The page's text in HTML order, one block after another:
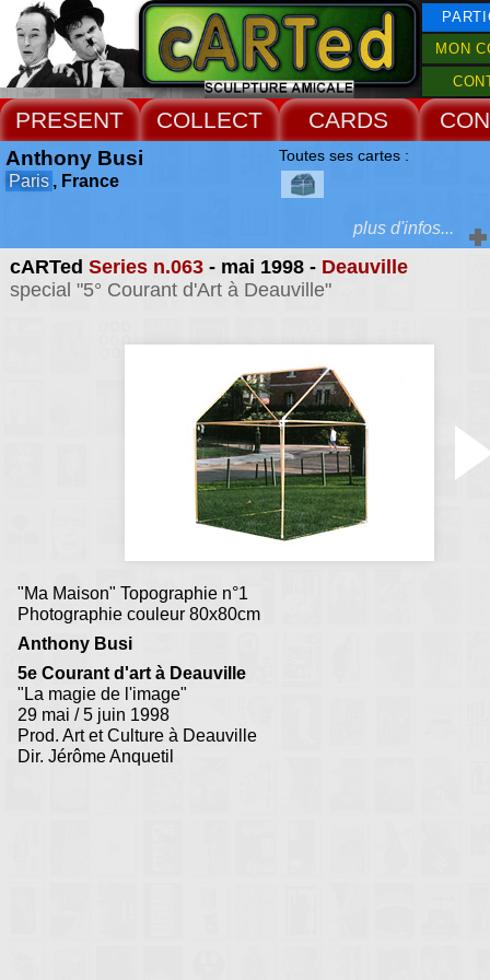
MON
PRESENT COLLECT CARDS
cARTed Series n.063- mai 1998 - Deauville
special "5° Courant d'Art à Deauville"
"Ma Maison" Topographie n°1
Photographie couleur 80x80cm
Anthony Busi
5e Courant d'art à Deauville
"La magie de l'image"
29 mai / 5 juin 1998
Prod. Art et Culture à Deauville
Dir. Jérôme Anquetil
Anthony Busi
Paris , France
Toutes ses cartes :
Extras :
directeur artistique,
plus d'infos...